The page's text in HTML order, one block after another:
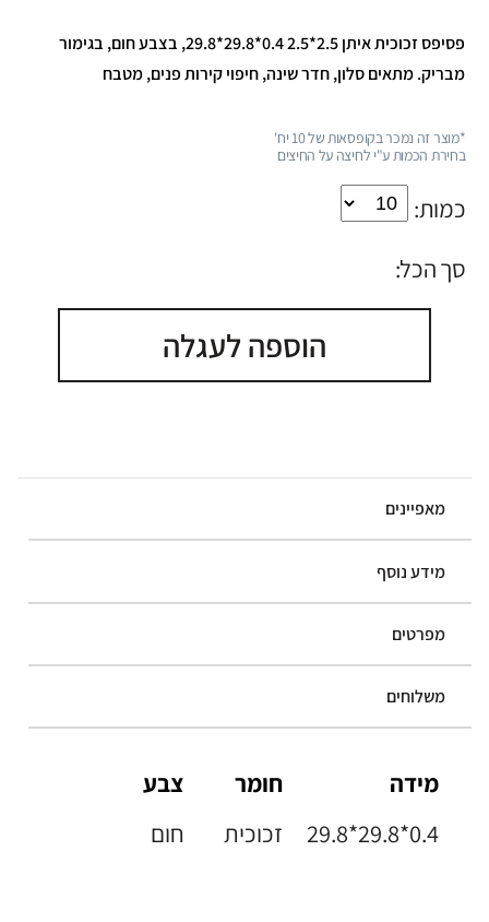
פסיפס זכוכית איתן 2.5*2.5 0.4*29.8*29.8, בצבע חום, בגימור
מבריק. מתאים סלון, חדר שינה, חיפוי קירות פנים, מטבח
*מוצר זה נמכר בקופסאות של 10 יח'
בחירת הכמות ע"י לחיצה על החיצים
כמות:
סך הכל:
הוספה לעגלה
מאפיינים
מידע נוסף
מפרטים
משלוחים
מידה
29.8*29.8*0.4
חומר
זכוכית
צבע
חום